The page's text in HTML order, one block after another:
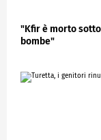
"Kfir è morto
bombe"